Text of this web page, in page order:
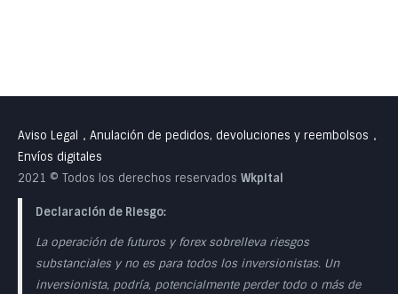
Aviso Legal • Anulación de pedidos, devoluciones y reembolsos •
Envíos digitales
2021 © Todos los derechos reservados Wkpital
Declaración de Riesgo:
La operación de futuros y forex sobrelleva riesgos
substanciales y no es para todos los inversionistas. Un
inversionista, podría, potencialmente perder todo o más de